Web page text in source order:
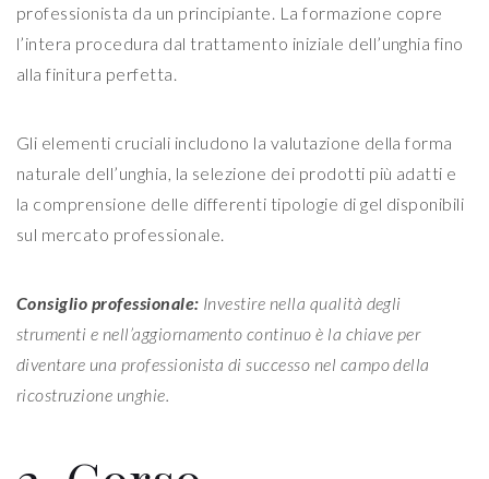
professionista da un principiante. La formazione copre
l’intera procedura dal trattamento iniziale dell’unghia fino
alla finitura perfetta.
Gli elementi cruciali includono la valutazione della forma
naturale dell’unghia, la selezione dei prodotti più adatti e
la comprensione delle differenti tipologie di gel disponibili
sul mercato professionale.
Consiglio professionale: Investire nella qualità degli
strumenti e nell’aggiornamento continuo è la chiave per
diventare una professionista di successo nel campo della
ricostruzione unghie.